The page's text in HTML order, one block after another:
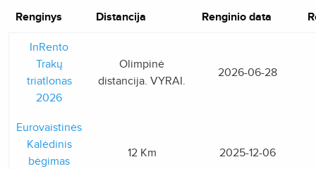
Renginys Distancija Renginio data
InRento
Trakų
triatlonas
2026
Olimpinė
distancija. VYRAI.
2026-06-28
Eurovaistinės
Kalėdinis
bėgimas
12 Km 2025-12-06